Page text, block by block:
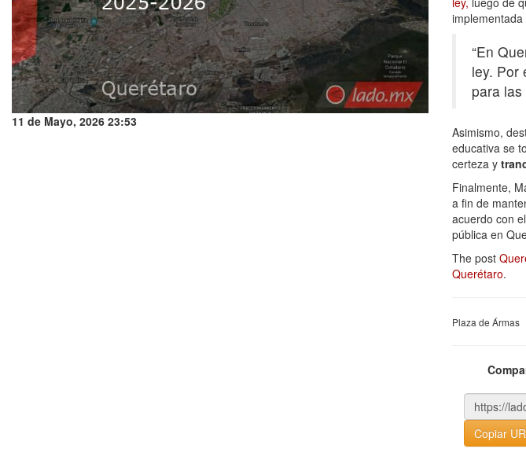
11 de Mayo, 2026 23:53
“En
ley. Por
para
Asimismo,
educativa se
certeza y
Finalmente,
a fin de
acuerdo con
pública en
The post
Querétaro.
Plaza de Ármas
Copiar